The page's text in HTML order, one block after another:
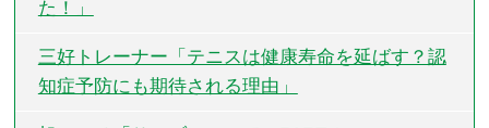
た！」
三好トレーナー「テニスは健康寿命を延ばす？認
知症予防にも期待される理由」